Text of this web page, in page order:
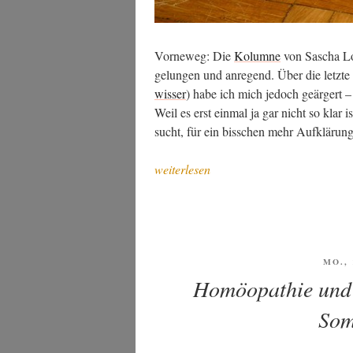
Vor­ne­weg: DieKolum­nevon Sascha
gelun­gen und anre­gend. Über die
wis­ser) habe ich mich jedoch geär­gert
Weil es erst ein­mal ja gar nicht so klar
sucht, für ein biss­chen mehr
„Ver­
weiterlesen
MO.,
Homöopathie